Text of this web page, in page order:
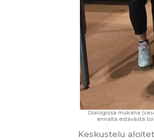
Dialogissa mukana
ennalta estävästä
Keskustelu